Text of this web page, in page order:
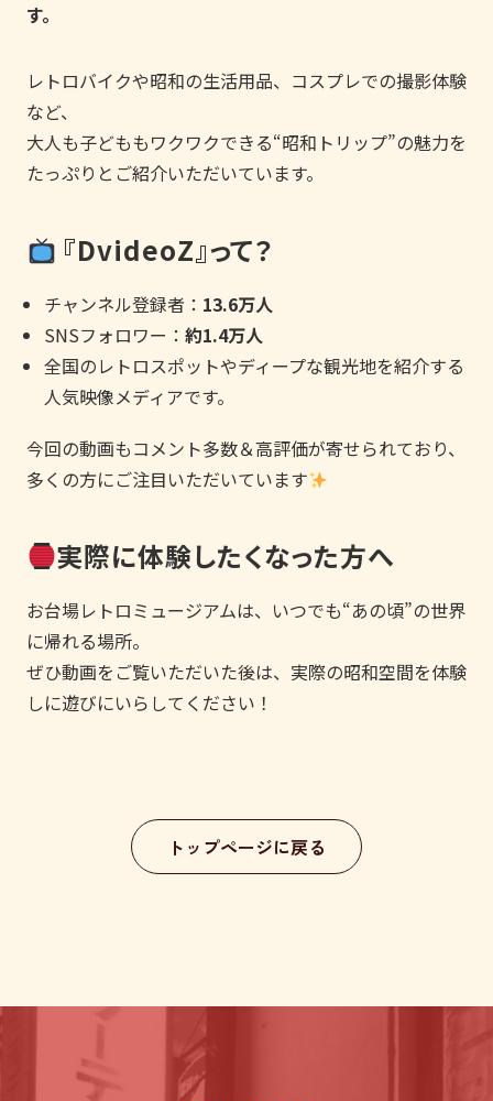
す。
レトロバイクや昭和の生活用品、コスプレでの撮影体験
など、
大人も子どももワクワクできる“昭和トリップ”の魅力を
たっぷりとご紹介いただいています。
『DvideoZ』って？
チャンネル登録者： 13.6万人
SNSフォロワー： 約1.4万人
全国のレトロスポットやディープな観光地を紹介する
人気映像メディアです。
今回の動画もコメント多数＆高評価が寄せられており、
多くの方にご注目いただいています
実際に体験したくなった方へ
お台場レトロミュージアムは、いつでも“あの頃”の世界
に帰れる場所。
ぜひ動画をご覧いただいた後は、実際の昭和空間を体験
しに遊びにいらしてください！
トップページに戻る